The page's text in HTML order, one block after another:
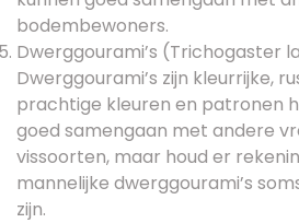
bodembewoners.
Dwerggourami’s (Trichogaster
Dwerggourami’s zijn kleurrijke,
prachtige kleuren en patronen
goed samengaan met andere
vissoorten, maar houd er
mannelijke dwerggourami’s
zijn.